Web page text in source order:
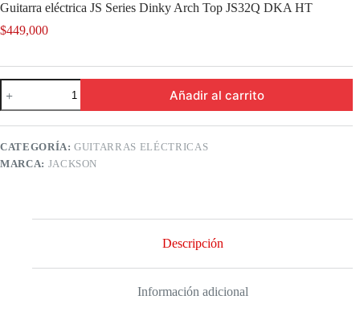
Guitarra eléctrica JS Series Dinky Arch Top JS32Q DKA HT
$449,000
Guitarra
eléctrica
JS
Series
Arch
Top
cantidad
Añadir al carrito
CATEGORÍA:GUITARRAS ELÉCTRICAS
MARCA: JACKSON
Descripción
Información adicional